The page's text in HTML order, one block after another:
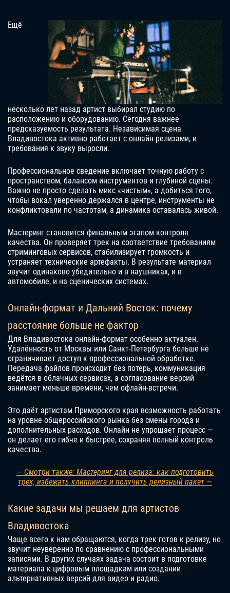
Ещё
несколько лет назад артист выбирал студию по
расположению и оборудованию. Сегодня важнее
предсказуемость результата. Независимая сцена
Владивостока активно работает с онлайн-релизами, и
требования к звуку выросли.
Профессиональное сведение включает точную работу с
пространством, балансом инструментов и глубиной сцены.
Важно не просто сделать микс «чистым», а добиться того,
чтобы вокал уверенно держался в центре, инструменты не
конфликтовали по частотам, а динамика оставалась живой.
Мастеринг становится финальным этапом контроля
качества. Он проверяет трек на соответствие требованиям
стриминговых сервисов, стабилизирует громкость и
устраняет технические артефакты. В результате материал
звучит одинаково убедительно и в наушниках, и в
автомобиле, и на сценических системах.
Онлайн-формат и Дальний Восток: почему
расстояние больше не фактор
Для Владивостока онлайн-формат особенно актуален.
Удалённость от Москвы или Санкт-Петербурга больше не
ограничивает доступ к профессиональной обработке.
Передача файлов происходит без потерь, коммуникация
ведётся в облачных сервисах, а согласование версий
занимает меньше времени, чем офлайн-встречи.
Это даёт артистам Приморского края возможность работать
на уровне общероссийского рынка без смены города и
дополнительных расходов. Онлайн не упрощает процесс —
он делает его гибче и быстрее, сохраняя полный контроль
качества.
— Смотри также: Мастеринг для релиза: как подготовить
трек, избежать клиппинга и получить релизный пакет —
Какие задачи мы решаем для артистов
Владивостока
Чаще всего к нам обращаются, когда трек готов к релизу, но
звучит неуверенно по сравнению с профессиональными
записями. В других случаях задача состоит в подготовке
материала к цифровым площадкам или создании
альтернативных версий для видео и радио.